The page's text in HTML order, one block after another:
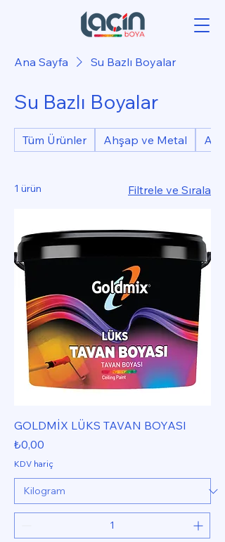
Ana Sayfa Su Bazlı Boyalar
Su Bazlı Boyalar
Tüm Ürünler Ahşap ve Metal
1 ürün Filtrele ve Sırala
GOLDMİX LÜKS TAVAN BOYASI
Fiyat
₺0,00
KDV hariç